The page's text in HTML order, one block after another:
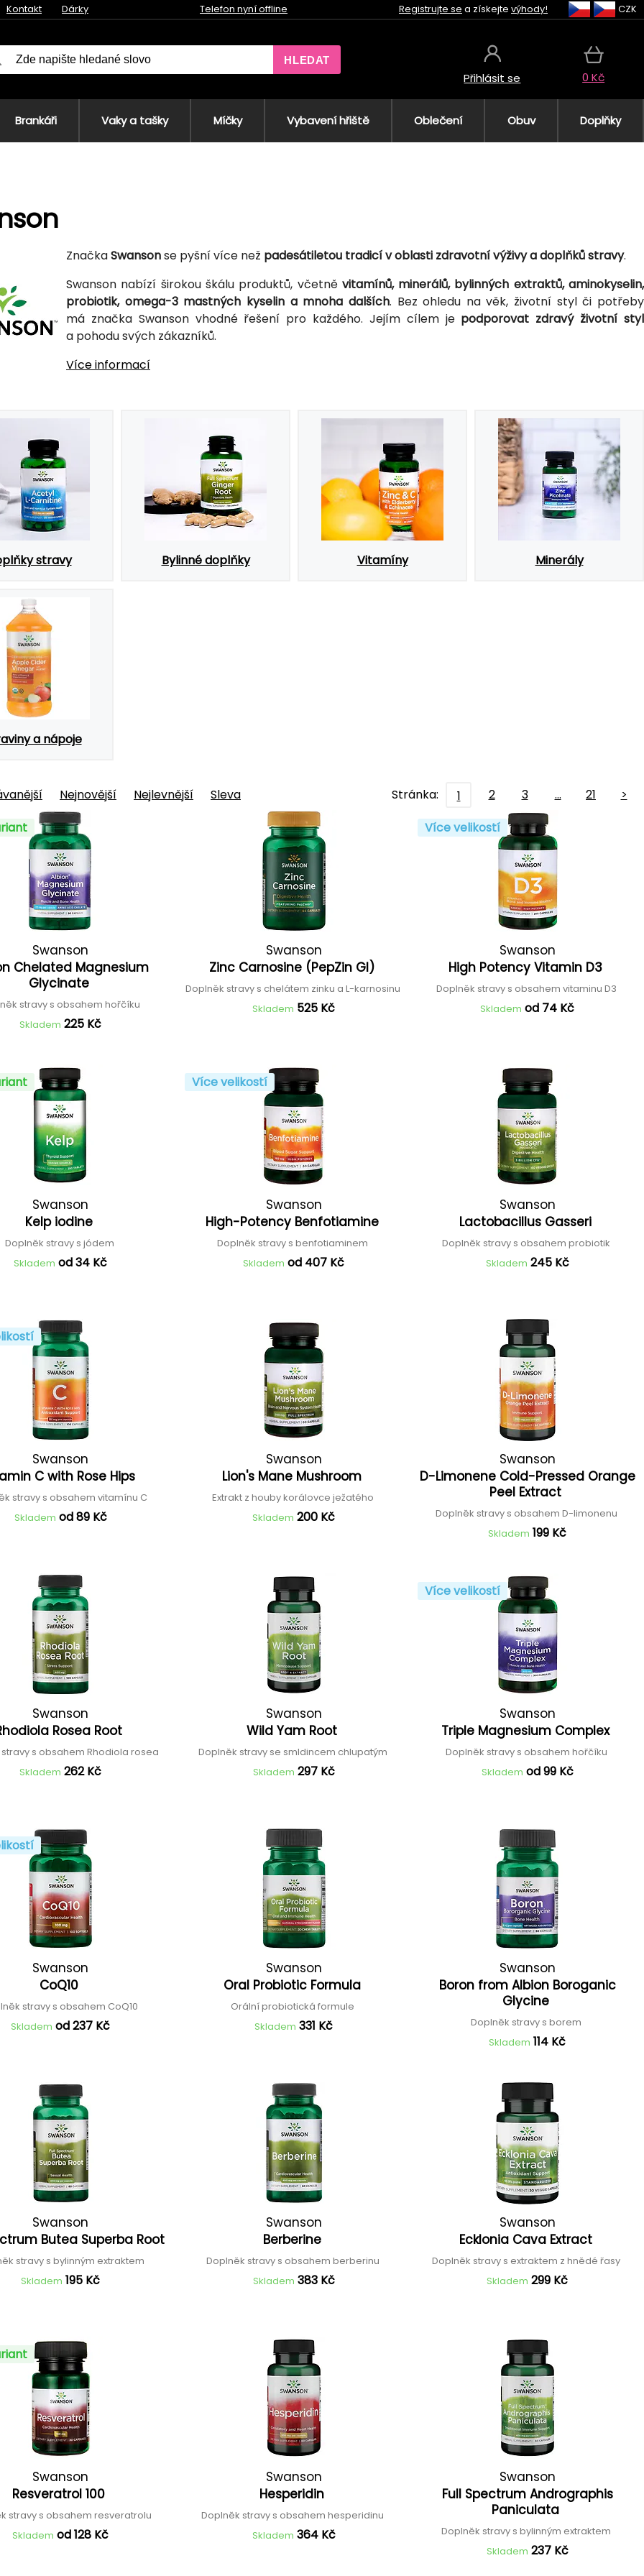
Kontakt Dárky Telefon nyní offline Registrujte se a získejte výhody! CZK
HLEDAT
Přihlásit se 0 Kč
Brankáři Vaky a tašky Míčky Vybavení hřiště Oblečení Obuv Doplňky
ZnačkaSwansonse pyšní více než padesátiletou tradicí v oblasti zdravotní výživy a doplňků stravy.
Swanson nabízí širokou škálu produktů, včetně vitamínů, minerálů, bylinných extraktů, aminokyselin,
probiotik, omega-3 mastných kyselin a mnoha dalších. Bez ohledu na věk, životní styl či potřeby
má značka Swanson vhodné řešení pro každého. Jejím cílem je podporovat zdravý životní styl
a pohodu svých zákazníků.
Více informací
stravy Bylinné doplňky Vitamíny Minerály
a nápoje
Nejnovější Nejlevnější Sleva Stránka: 1 2 3 … 21
>
Swanson
Chelated Magnesium
Glycinate
stravy s obsahem hořčíku
Skladem 225 Kč
Swanson
Zinc Carnosine (PepZin GI)
Doplněk stravy s chelátem zinku a L-karnosinu
Skladem 525 Kč
Více velikostí
Swanson
High Potency Vitamin D3
Doplněk stravy s obsahem vitaminu D3
Skladem od 74 Kč
Swanson
Kelp iodine
Doplněk stravy s jódem
Skladem od 34 Kč
Více velikostí
Swanson
High-Potency Benfotiamine
Doplněk stravy s benfotiaminem
Skladem od 407 Kč
Swanson
Lactobacillus Gasseri
Doplněk stravy s obsahem probiotik
Skladem 245 Kč
Swanson
C with Rose Hips
stravy s obsahem vitamínu C
Skladem od 89 Kč
Swanson
Lion's Mane Mushroom
Extrakt z houby korálovce ježatého
Skladem 200 Kč
Swanson
D-Limonene Cold-Pressed Orange
Peel Extract
Doplněk stravy s obsahem D-limonenu
Skladem 199 Kč
Swanson
Rosea Root
s obsahem Rhodiola rosea
Skladem 262 Kč
Swanson
Wild Yam Root
Doplněk stravy se smldincem chlupatým
Skladem 297 Kč
Více velikostí
Swanson
Triple Magnesium Complex
Doplněk stravy s obsahem hořčíku
Skladem od 99 Kč
Swanson
CoQ10
stravy s obsahem CoQ10
Skladem od 237 Kč
Swanson
Oral Probiotic Formula
Orální probiotická formule
Skladem 331 Kč
Swanson
Boron from Albion Boroganic
Glycine
Doplněk stravy s borem
Skladem 114 Kč
Swanson
Butea Superba Root
stravy s bylinným extraktem
Skladem 195 Kč
Swanson
Berberine
Doplněk stravy s obsahem berberinu
Skladem 383 Kč
Swanson
Ecklonia Cava Extract
Doplněk stravy s extraktem z hnědé řasy
Skladem 299 Kč
Swanson
Resveratrol 100
stravy s obsahem resveratrolu
Skladem od 128 Kč
Swanson
Hesperidin
Doplněk stravy s obsahem hesperidinu
Skladem 364 Kč
Swanson
Full Spectrum Andrographis
Paniculata
Doplněk stravy s bylinným extraktem
Skladem 237 Kč